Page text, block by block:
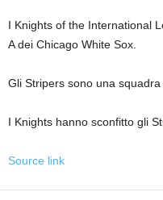
I Knights of the International
A dei Chicago White Sox.
Gli Stripers sono una
I Knights hanno sconfitto gli
Source link